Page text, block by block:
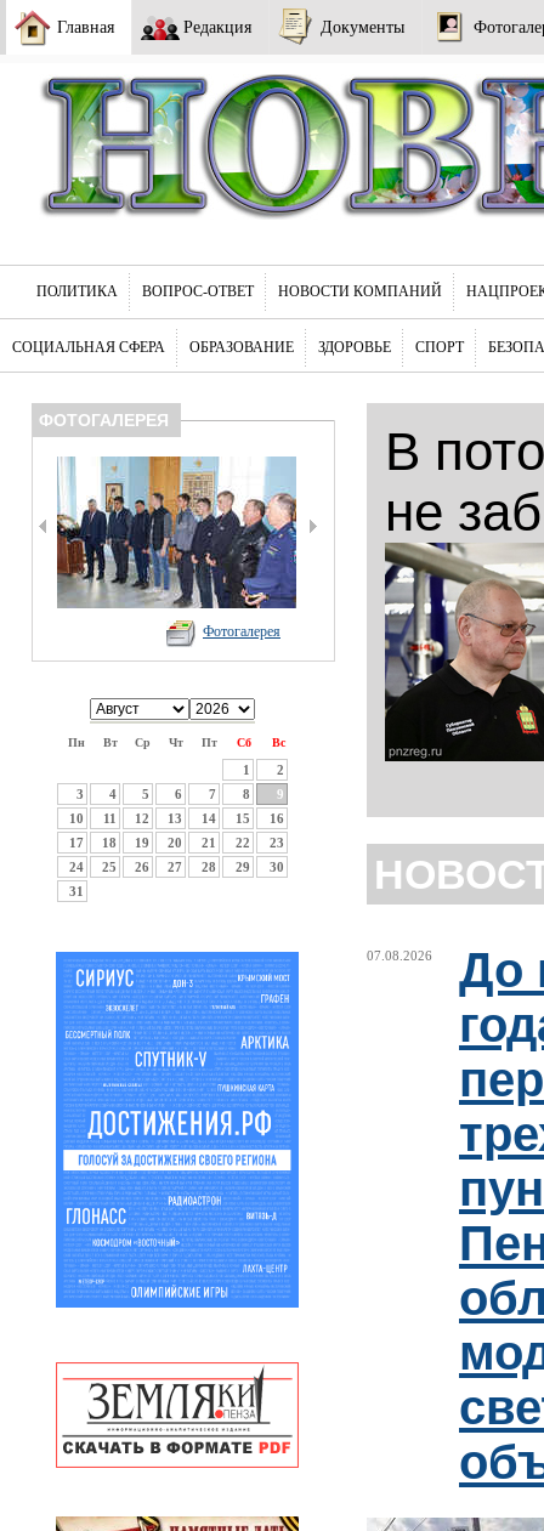
Главная Редакция Документы
ПОЛИТИКА ВОПРОС-ОТВЕТ НОВОСТИ КОМПАНИЙ
СОЦИАЛЬНАЯ СФЕРА ОБРАЗОВАНИЕ ЗДОРОВЬЕ СПОРТ
ФОТОГАЛЕРЕЯ
Фотогалерея
Пн Вт Ср Чт Пт Сб Вс
1
2
3
4 5 6 7 8
9
10
11 12 13 14 15
16
17
18 19 20 21 22
23
24
25 26 27 28 29
30
31
В
не
07.08.2026
До